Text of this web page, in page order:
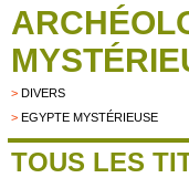
> DIVERS
> EGYPTE MYSTÉRIEUSE
TOUS LES